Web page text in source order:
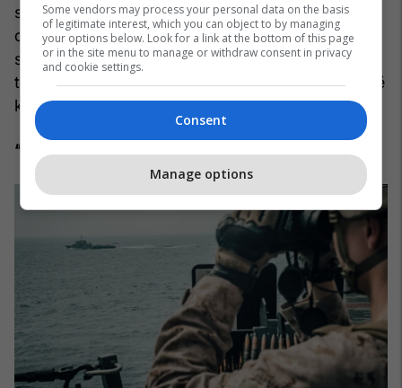
shpjegojnë pse çmimet pranë 100 dollarëve nuk
do të thonë se ndërprerja është e vogël”, ka
shkruar Kaneva dhe shtoi se “përkundrazi, ato
tregojnë se tregu ka gjetur mënyra — edhe pse të
kushtueshme — për ta absorbuar atë”.
“Gjërat do të përkeqësohen”
Some vendors may process your personal data on the basis
of legitimate interest, which you can object to by managing
your options below. Look for a link at the bottom of this page
or in the site menu to manage or withdraw consent in privacy
and cookie settings.
Consent
Manage options